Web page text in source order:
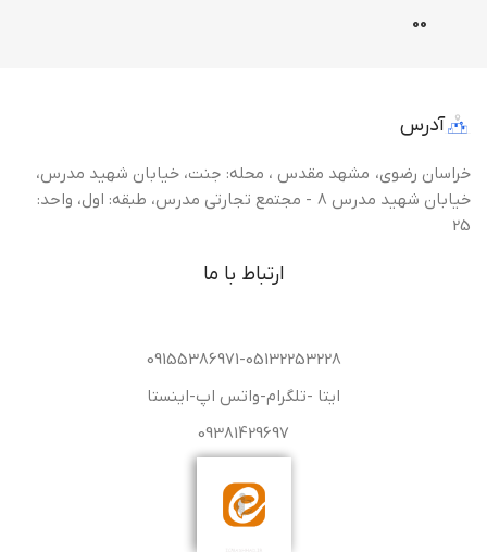
0
0
آدرس
خراسان رضوی، مشهد مقدس ، محله: جنت، خیابان شهید مدرس،
خیابان شهید مدرس 8 - مجتمع تجارتی مدرس، طبقه: اول، واحد:
25
ارتباط با ما
09155386971-05132253228
ایتا -تلگرام-واتس اپ-اینستا
09381429697